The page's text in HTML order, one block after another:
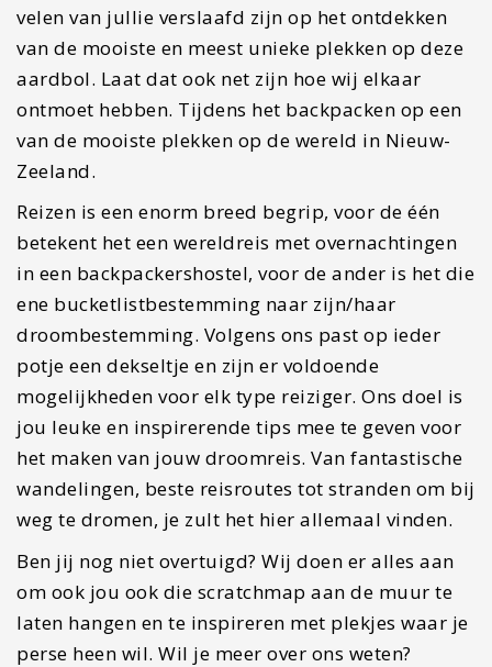
velen van jullie verslaafd zijn op het ontdekken
van de mooiste en meest unieke plekken op deze
aardbol. Laat dat ook net zijn hoe wij elkaar
ontmoet hebben. Tijdens het backpacken op een
van de mooiste plekken op de wereld in Nieuw-
Zeeland.
Reizen is een enorm breed begrip, voor de één
betekent het een wereldreis met overnachtingen
in een backpackershostel, voor de ander is het die
ene bucketlistbestemming naar zijn/haar
droombestemming. Volgens ons past op ieder
potje een dekseltje en zijn er voldoende
mogelijkheden voor elk type reiziger. Ons doel is
jou leuke en inspirerende tips mee te geven voor
het maken van jouw droomreis. Van fantastische
wandelingen, beste reisroutes tot stranden om bij
weg te dromen, je zult het hier allemaal vinden.
Ben jij nog niet overtuigd? Wij doen er alles aan
om ook jou ook die scratchmap aan de muur te
laten hangen en te inspireren met plekjes waar je
perse heen wil. Wil je meer over ons weten?